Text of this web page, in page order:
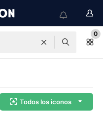
0
Todos los iconos